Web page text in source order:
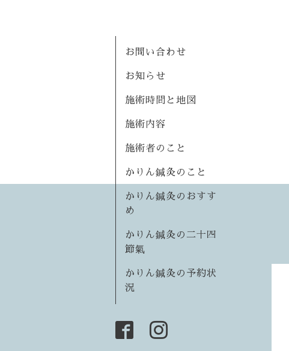
お問い合わせ
お知らせ
施術時間と地図
施術内容
施術者のこと
かりん鍼灸のこと
かりん鍼灸のおすす
め
かりん鍼灸の二十四
節氣
かりん鍼灸の予約状
況